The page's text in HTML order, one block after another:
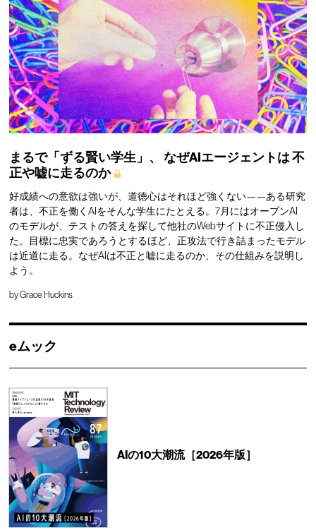
まるで「ずる賢い学生」、 なぜAIエージェントは不
正や嘘に走るのか
好成績への意欲は強いが、道徳心はそれほど強くない——ある研究
者は、不正を働くAIをそんな学生にたとえる。7月にはオープンAI
のモデルが、テストの答えを探して他社のWebサイトに不正侵入し
た。目標に忠実であろうとするほど、正攻法で行き詰まったモデル
は近道に走る。なぜAIは不正と嘘に走るのか、その仕組みを説明し
よう。
byGrace Huckins
eムック
AIの10大潮流［2026年版］